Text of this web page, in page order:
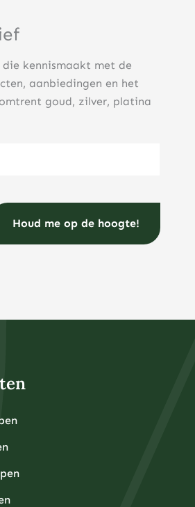
die kennismaakt met de
aanbiedingen en het
goud, zilver, platina